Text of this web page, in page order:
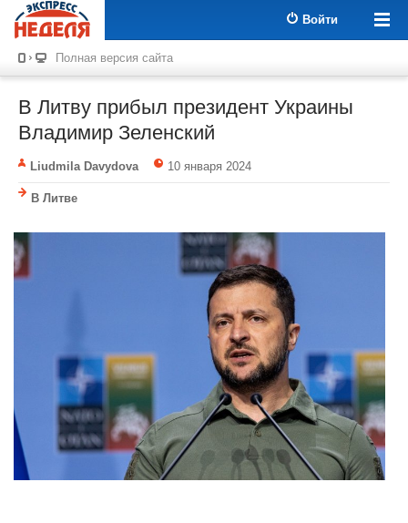
Войти
Полная версия сайта
В Литву прибыл президент Украины
Владимир Зеленский
Liudmila Davydova 10 января 2024
В Литве